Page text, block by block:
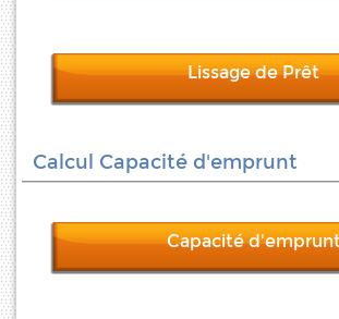
Lissage de Prêt
Calcul Capacité d'emprunt
Capacité